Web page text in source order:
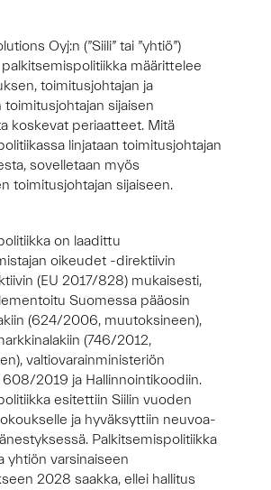
Oyj:n (”Siili” tai ”yhtiö”)
määrittelee
toimitusjohtajan ja
toimitusjohtajan sijaisen
koskevat periaatteet. Mitä
linjataan toimitusjohtajan
sovelletaan myös
toimitusjohtajan sijaiseen.
on laadittu
oikeudet -direktiivin
(EU 2017/828) mukaisesti,
Suomessa pääosin
(624/2006, muutoksineen),
(746/2012,
valtiovarainministeriön
2019 ja Hallinnointikoodiin.
esitettiin Siilin vuoden
ja hyväksyttiin neuvoa-
Palkitsemispolitiikka
yhtiön varsinaiseen
2028 saakka, ellei hallitus